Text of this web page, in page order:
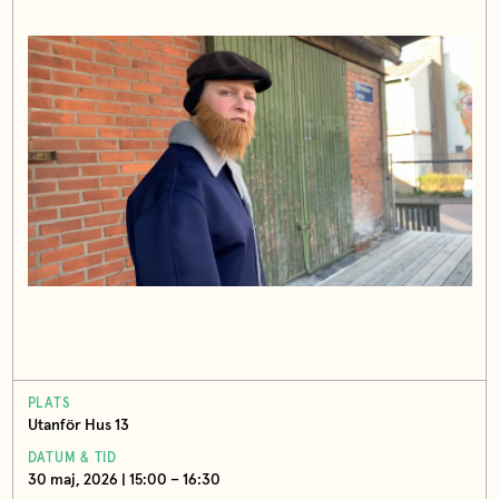
PLATS
Utanför Hus 13
DATUM & TID
30 maj, 2026 | 15:00 – 16:30